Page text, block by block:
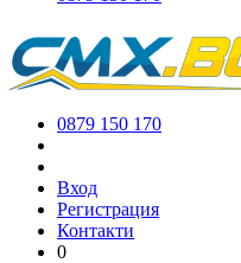
0879 150 170
Вход
Регистрация
Контакти
0